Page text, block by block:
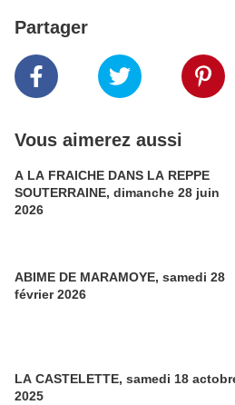
Partager
Vous aimerez aussi
A LA FRAICHE DANS LA REPPE
SOUTERRAINE, dimanche 28 juin
2026
ABIME DE MARAMOYE, samedi 28
février 2026
LA CASTELETTE, samedi 18
2025